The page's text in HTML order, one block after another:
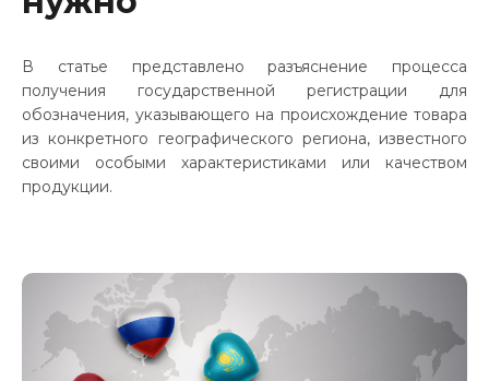
В статье представлено разъяснение процесса
получения государственной регистрации для
обозначения, указывающего на происхождение товара
из конкретного географического региона, известного
своими особыми характеристиками или качеством
продукции.